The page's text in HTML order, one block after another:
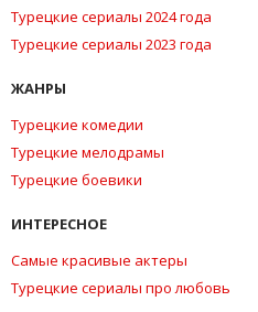
Турецкие сериалы 2024 года
Турецкие сериалы 2023 года
ЖАНРЫ
Турецкие комедии
Турецкие мелодрамы
Турецкие боевики
ИНТЕРЕСНОЕ
Самые красивые актеры
Турецкие сериалы про любовь